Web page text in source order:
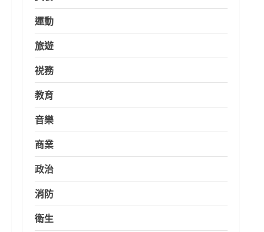
運動
旅遊
祱務
教育
音樂
商業
政治
消防
衛生